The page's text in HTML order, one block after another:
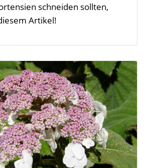
schneiden sollten,
Artikel!